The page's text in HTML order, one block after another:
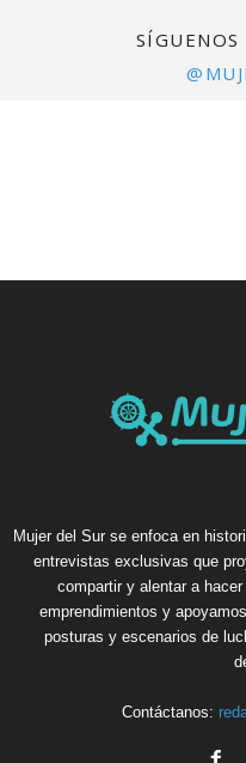
Mujer del Sur se enfoca en
entrevistas exclusivas que
compartir y alentar a
emprendimientos y
posturas y escenarios de
Contáctanos: